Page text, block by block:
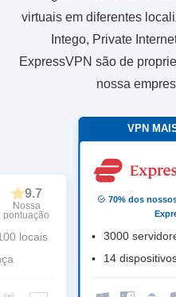
virtuais em diferentes
Intego, Private
ExpressVPN são de
nossa
Nossa
pontuação
9.7
locais
VPN
70% dos
3000
14